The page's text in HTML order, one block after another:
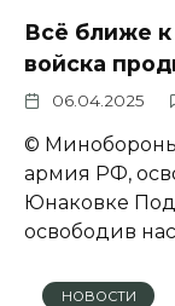
Всё ближе
войска
06.04.2025
© Минобороны
армия РФ,
Юнаковке
освободив
НОВОСТИ